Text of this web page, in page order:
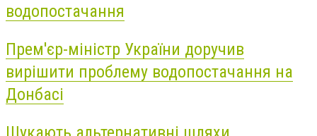
водопостачання
Прем'єр-міністр України доручив
вирішити проблему водопостачання на
Донбасі